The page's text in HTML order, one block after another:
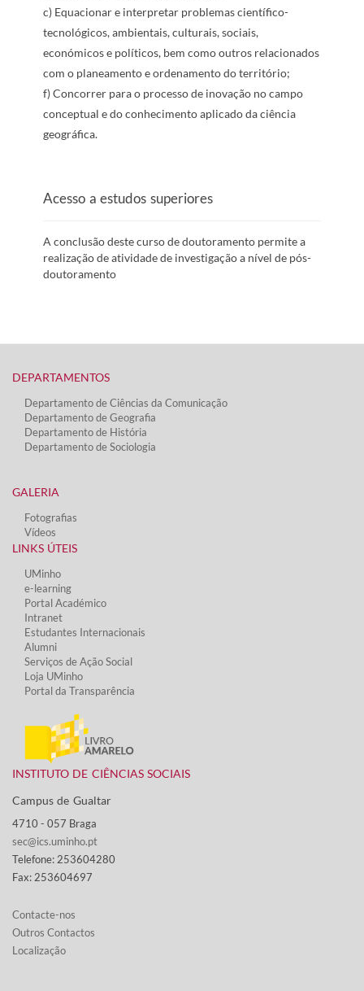
c) Equacionar e interpretar problemas científico-
tecnológicos, ambientais, culturais, sociais,
económicos e políticos, bem como outros relacionados
com o planeamento e ordenamento do território;
f) Concorrer para o processo de inovação no campo
conceptual e do conhecimento aplicado da ciência
geográfica.
Acesso a estudos superiores
A conclusão deste curso de doutoramento permite a
realização de atividade de investigação a nível de pós-
doutoramento
DEPARTAMENTOS​
Departamento de Ciências da Comunicação
Departamento de Geografia
Departamento de História
Departamento de Sociologia
GALERIA
Fotografias
Vídeos​
LINKS ÚTEIS​
UMinho
e-learning
Portal Académico
Intranet
Estudantes Inter​​nacionais
Alumni
Serviços de Ação Social​
Loja UMinho
Portal da Transparência
INSTITUTO DE CIÊNCIAS SOCIAIS
Campus de Gualtar ​
4710 - ​057 Braga
sec@ics.uminho.pt
Telefone: 253604280
Fax: 253604697
Contacte-nos​​​
Outros Contactos
Localização